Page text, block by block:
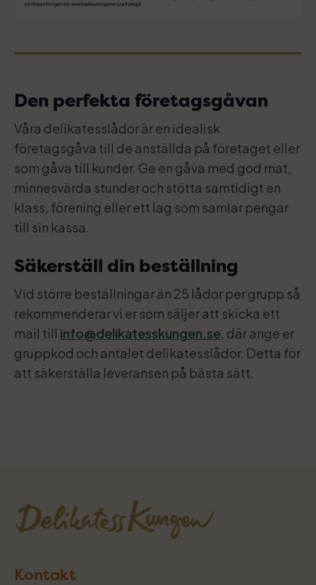
Den perfekta företagsgåvan
Våra delikatesslådor är en idealisk
företagsgåva till de anställda på företaget eller
som gåva till kunder. Ge en gåva med god mat,
minnesvärda stunder och stötta samtidigt en
klass, förening eller ett lag som samlar pengar
till sin kassa.
Säkerställ din beställning
Vid större beställningar än 25 lådor per grupp så
rekommenderar vi er som säljer att skicka ett
mail till info@delikatesskungen.se , där ange er
gruppkod och antalet delikatesslådor. Detta för
att säkerställa leveransen på bästa sätt.
Kontakt